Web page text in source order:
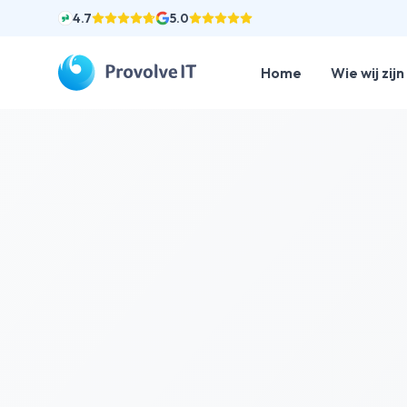
4.7 5.0
Home Wie wij zijn
Home En Help-center Cloud-or-on-premise-solution